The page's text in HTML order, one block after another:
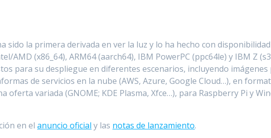
sido la primera derivada en ver la luz y lo ha hecho con
AMD (x86_64), ARM64 (aarch64), IBM PowerPC (ppc64le) y IBM Z
para su despliegue en diferentes escenarios, incluyendo imágenes
de servicios en la nube (AWS, Azure, Google Cloud…), en
oferta variada (GNOME; KDE Plasma, Xfce…), para Raspberry Pi y
en elanuncio oficial y las notas de lanzamiento.